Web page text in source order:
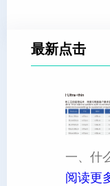
最新点击
一、什
阅读更